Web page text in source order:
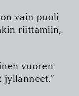
vain puoli
riittämiin,
vuoren
jyllänneet.”